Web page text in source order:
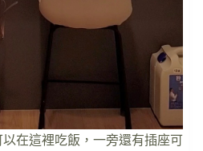
在這裡吃飯，一旁還有插座可